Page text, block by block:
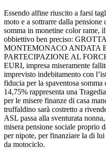
Essendo alfine riuscito a farsi
moto e a sottrarre dalla
somma in monetine color rame,
obbiettivo ben preciso:
MONTEMONACO ANDATA
PARTECIPAZIONE AL
EURI, impresa miseramente
imprevisto indebitamento con
fiducia per la spaventosa
14,75% rappresenta una
per le misere finanze di casa
truffaldino sarà costretto a
ASL passa alla sventurata
misera pensione sociale proprio
per nipote, per finanziare la di
da motociclo.